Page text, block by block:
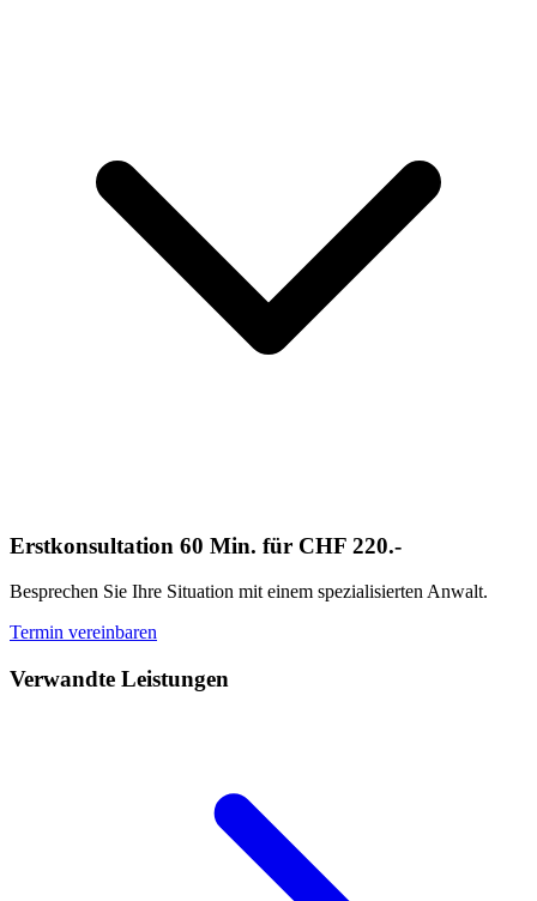
Erstkonsultation 60 Min. für CHF 220.-
Besprechen Sie Ihre Situation mit einem spezialisierten Anwalt.
Termin vereinbaren
Verwandte Leistungen